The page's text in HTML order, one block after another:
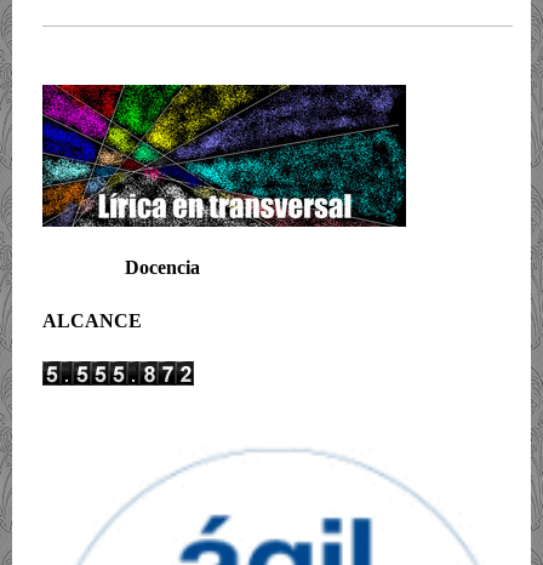
Docencia
ALCANCE